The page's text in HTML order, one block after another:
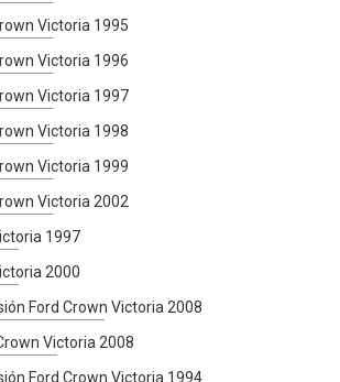
Victoria 1995
Victoria 1996
Victoria 1997
Victoria 1998
Victoria 1999
Victoria 2002
1997
2000
Ford Crown Victoria 2008
Victoria 2008
Ford Crown Victoria 1994